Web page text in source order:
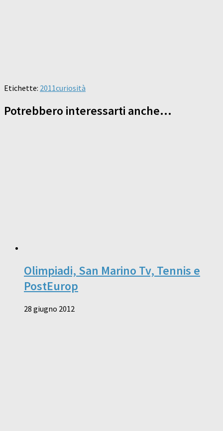
Etichette: 2011curiosità
Potrebbero interessarti anche...
Olimpiadi, San Marino Tv, Tennis e
PostEurop
28 giugno 2012